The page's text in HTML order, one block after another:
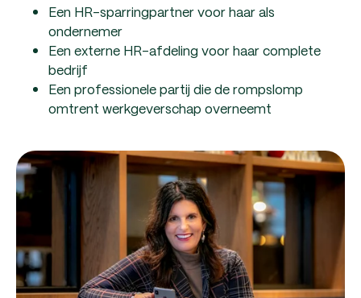
Een HR-sparringpartner voor haar als
ondernemer
Een externe HR-afdeling voor haar complete
bedrijf
Een professionele partij die de rompslomp
omtrent werkgeverschap overneemt